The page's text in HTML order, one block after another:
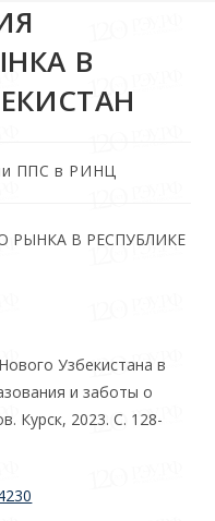
В
ППС в РИНЦ
РЫНКА В РЕСПУБЛИКЕ
Узбекистана в
и заботы о
Курск, 2023. С. 128-